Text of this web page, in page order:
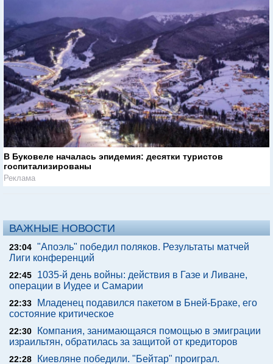
В Буковеле началась эпидемия: десятки туристов
госпитализированы
Реклама
ВАЖНЫЕ НОВОСТИ
23:04 "Апоэль" победил поляков. Результаты матчей
Лиги конференций
22:45
1035-й день войны: действия в Газе и Ливане,
операции в Иудее и Самарии
22:33
Младенец подавился пакетом в Бней-Браке, его
состояние критическое
22:30
Компания, занимающаяся помощью в эмиграции
израильтян, обратилась за защитой от кредиторов
22:28
Киевляне победили. "Бейтар" проиграл.